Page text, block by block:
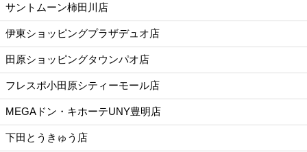
サントムーン柿田川店
伊東ショッピングプラザデュオ店
田原ショッピングタウンパオ店
フレスポ小田原シティーモール店
MEGAドン・キホーテUNY豊明店
下田とうきゅう店